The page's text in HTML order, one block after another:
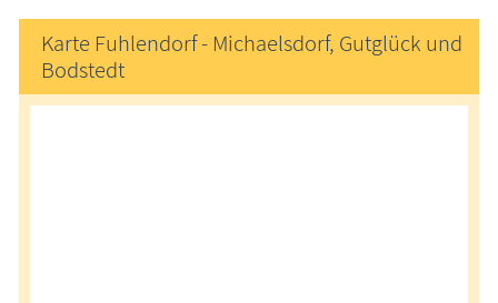
Karte Fuhlendorf - Michaelsdorf, Gutglück und
Bodstedt